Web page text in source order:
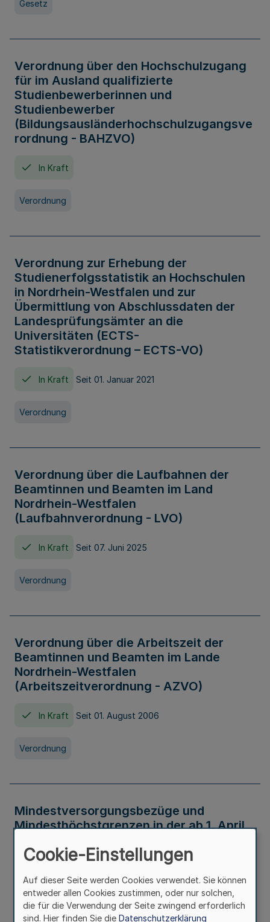
Gesetz
Verordnung über den Hochschulzugang
für im Ausland qualifizierte
Studienbewerberinnen und
Studienbewerber
(Bildungsausländerhochschulzugangsve
rordnung - BAHZVO)
In Kraft
Verordnung
Verordnung zur Erhebung der
Studienerfolgsstatistik an Hochschulen
in Nordrhein-Westfalen und zur
Übermittlung von Abschlussdaten der
Landesprüfungsämter an die
Universitäten (ECTS-
Statistikverordnung – ECTS-VO)
In Kraft Seit 01. Januar 2021
Verordnung
Verordnung über die Laufbahnen der
Beamtinnen und Beamten im Land
Nordrhein-Westfalen
(Laufbahnverordnung - LVO)
In Kraft Seit 07. Juni 2025
Verordnung
Verordnung über die Arbeitszeit der
Beamtinnen und Beamten im Lande
Nordrhein-Westfalen
(Arbeitszeitverordnung - AZVO)
In Kraft Seit 01. August 2006
Verordnung
Mindestversorgungsbezüge und
Mindesthöchstgrenzen in der ab 1. April
Verwaltungsvorschrift
Cookie-Einstellungen
Auf dieser Seite werden Cookies verwendet. Sie können
entweder allen Cookies zustimmen, oder nur solchen,
die für die Verwendung der Seite zwingend erforderlich
sind. Hier finden Sie die Datenschutzerklärung